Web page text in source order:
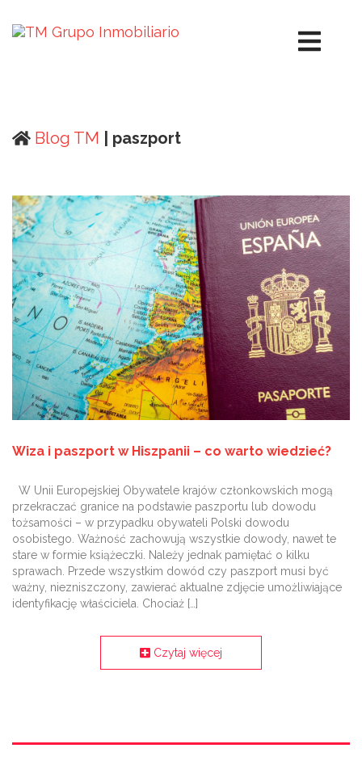
Blog TM | paszport
Wiza i paszport w Hiszpanii – co warto wiedzieć?
W Unii Europejskiej Obywatele krajów członkowskich mogą
przekraczać granice na podstawie paszportu lub dowodu
tożsamości – w przypadku obywateli Polski dowodu
osobistego. Ważność zachowują wszystkie dowody, nawet te
stare w formie książeczki. Należy jednak pamiętać o kilku
sprawach. Przede wszystkim dowód czy paszport musi być
ważny, niezniszczony, zawierać aktualne zdjęcie umożliwiające
identyfikację właściciela. Chociaż […]
Czytaj więcej